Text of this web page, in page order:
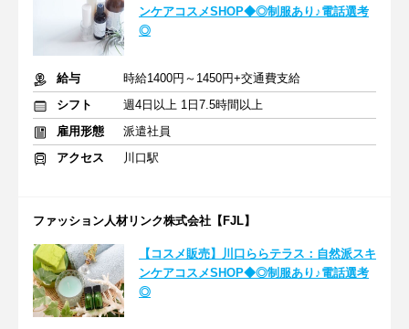
ンケアコスメSHOP◆◎制服あり♪電話選考
◎
給与
時給1400円～1450円+交通費支給
シフト
週4日以上 1日7.5時間以上
雇用形態
派遣社員
アクセス
川口駅
ファッション人材リンク株式会社【FJL】
【コスメ販売】川口ららテラス：自然派スキ
ンケアコスメSHOP◆◎制服あり♪電話選考
◎